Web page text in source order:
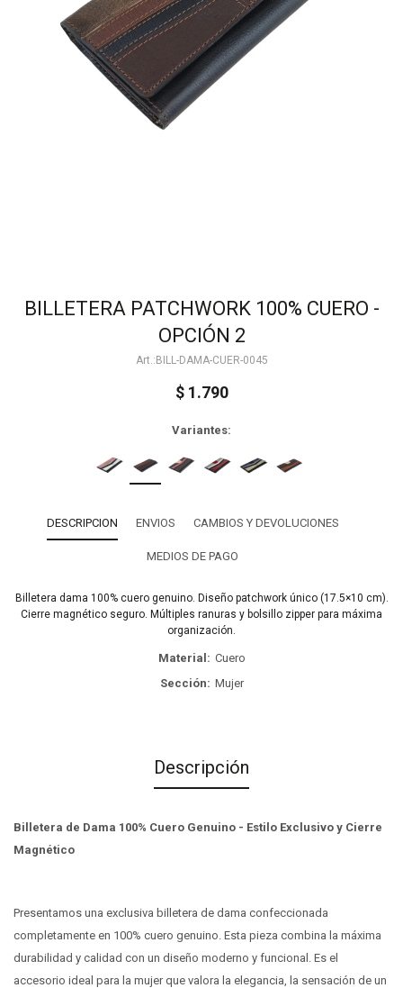
BILLETERA PATCHWORK 100% CUERO -
OPCIÓN 2
BILL-DAMA-CUER-0045
$ 1.790
Variantes:
DESCRIPCION ENVIOS CAMBIOS Y DEVOLUCIONES
MEDIOS DE PAGO
Billetera dama 100% cuero genuino. Diseño patchwork único (17.5×10 cm).
Cierre magnético seguro. Múltiples ranuras y bolsillo zipper para máxima
organización.
Material
Cuero
Sección
Mujer
Descripción
Billetera de Dama 100% Cuero Genuino - Estilo Exclusivo y Cierre
Magnético
Presentamos una exclusiva billetera de dama confeccionada
completamente en 100% cuero genuino. Esta pieza combina la máxima
durabilidad y calidad con un diseño moderno y funcional. Es el
accesorio ideal para la mujer que valora la elegancia, la sensación de un